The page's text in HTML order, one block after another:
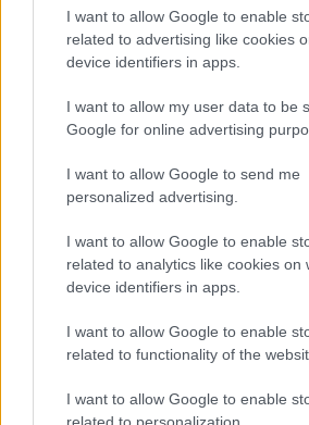
I want to allow Google to enable
related to advertising like cookies
device identifiers in apps.
I want to allow my user data to be
Google for online advertising
I want to allow Google to send me
personalized advertising.
I want to allow Google to enable
related to analytics like cookies on
device identifiers in apps.
I want to allow Google to enable
related to functionality of the
I want to allow Google to enable
related to personalization.
famiglia di Ramy sono pronti a
consulenza disposta dalla
procede l’altro filone che vede
militari di favoreggiamento e
quanto avrebbero intimato ad
Nicolaporro.it è anche su
cliccare quiper iscriversi al canale